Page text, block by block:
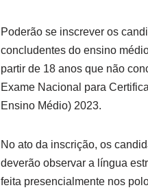
Poderão se inscrever os
concludentes do ensino
partir de 18 anos que não
Exame Nacional para
Ensino Médio) 2023.
No ato da inscrição, os
deverão observar a língua
feita presencialmente nos